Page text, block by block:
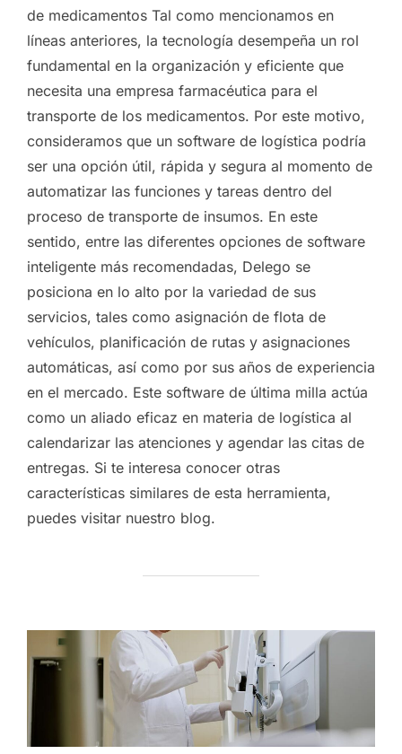
de medicamentos Tal como mencionamos en
líneas anteriores, la tecnología desempeña un rol
fundamental en la organización y eficiente que
necesita una empresa farmacéutica para el
transporte de los medicamentos. Por este motivo,
consideramos que un software de logística podría
ser una opción útil, rápida y segura al momento de
automatizar las funciones y tareas dentro del
proceso de transporte de insumos. En este
sentido, entre las diferentes opciones de software
inteligente más recomendadas, Delego se
posiciona en lo alto por la variedad de sus
servicios, tales como asignación de flota de
vehículos, planificación de rutas y asignaciones
automáticas, así como por sus años de experiencia
en el mercado. Este software de última milla actúa
como un aliado eficaz en materia de logística al
calendarizar las atenciones y agendar las citas de
entregas. Si te interesa conocer otras
características similares de esta herramienta,
puedes visitar nuestro blog.